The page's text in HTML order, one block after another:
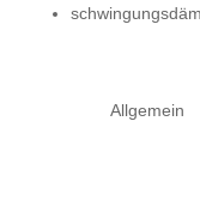
Allgemein